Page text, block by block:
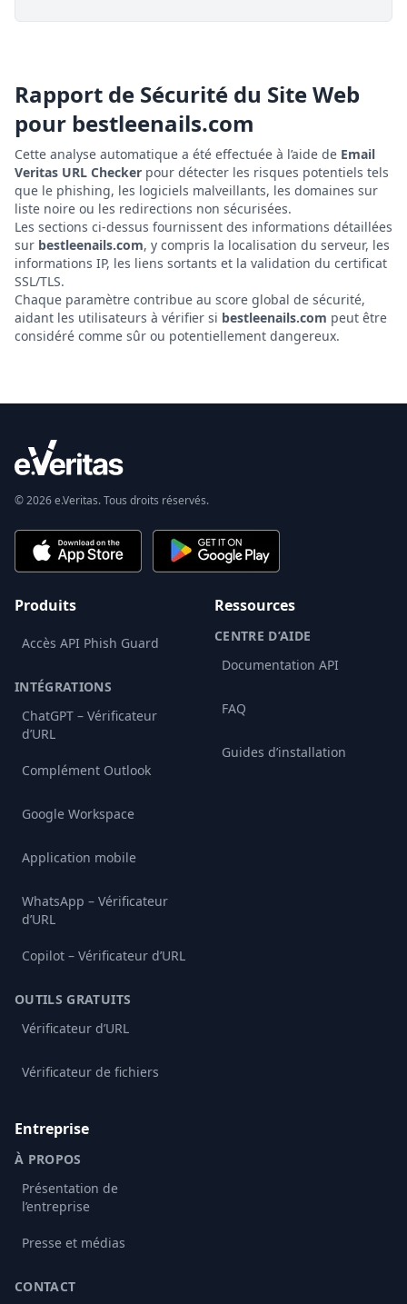
Rapport de Sécurité du Site Web
pour bestleenails.com
Cette analyse automatique a été effectuée à l’aide de Email
Veritas URL Checker pour détecter les risques potentiels tels
que le phishing, les logiciels malveillants, les domaines sur
liste noire ou les redirections non sécurisées.
Les sections ci-dessus fournissent des informations détaillées
sur bestleenails.com, y compris la localisation du serveur, les
informations IP, les liens sortants et la validation du certificat
SSL/TLS.
Chaque paramètre contribue au score global de sécurité,
aidant les utilisateurs à vérifier si bestleenails.com peut être
considéré comme sûr ou potentiellement dangereux.
© 2026 e.Veritas. Tous droits réservés.
Produits
Accès API Phish Guard
INTÉGRATIONS
ChatGPT – Vérificateur
d’URL
Complément Outlook
Google Workspace
Application mobile
WhatsApp – Vérificateur
d’URL
Copilot – Vérificateur d’URL
OUTILS GRATUITS
Vérificateur d’URL
Vérificateur de fichiers
Ressources
CENTRE D’AIDE
Documentation API
FAQ
Guides d’installation
Entreprise
À PROPOS
Présentation de
l’entreprise
Presse et médias
CONTACT